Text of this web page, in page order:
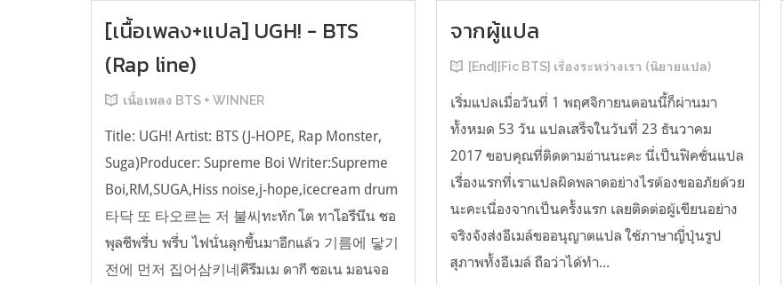
[เนื้อเพลง+แปล] UGH! - BTS
(Rap line)
เนื้อเพลง BTS + WINNER
Title: UGH! Artist: BTS (J-HOPE, Rap Monster,
Suga)Producer: Supreme Boi Writer:Supreme
Boi,RM,SUGA,Hiss noise,j-hope,icecream drum
타닥 또 타오르는 저 불씨ทะทัก โต ทาโอรึนึน ชอ
พุลชีพรึ่บ พรึ่บ ไฟนั่นลุกขึ้นมาอีกแล้ว 기름에 닿기
전에 먼저 집어삼키네คีรึมเม ดากี ชอเน มอนจอ
จากผู้แปล
[End][Fic BTS] เรื่องระหว่างเรา (นิยายแปล)
เริ่มแปลเมื่อวันที่ 1 พฤศจิกายนตอนนี้ก็ผ่านมา
ทั้งหมด 53 วัน แปลเสร็จในวันที่ 23 ธันวาคม
2017 ขอบคุณที่ติดตามอ่านนะคะ นี่เป็นฟิคชั่นแปล
เรื่องแรกที่เราแปลผิดพลาดอย่างไรต้องขออภัยด้วย
นะคะเนื่องจากเป็นครั้งแรก เลยติดต่อผู้เขียนอย่าง
จริงจังส่งอีเมล์ขออนุญาตแปล ใช้ภาษาญี่ปุ่นรูป
สุภาพทั้งอีเมล์ ถือว่าได้ทำ...